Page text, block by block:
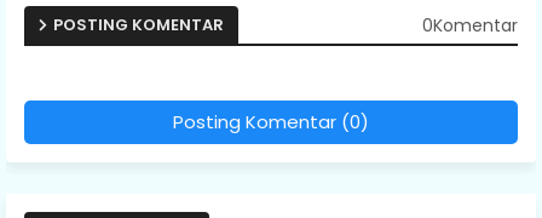
POSTING KOMENTAR 0Komentar
Posting Komentar (0)